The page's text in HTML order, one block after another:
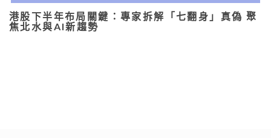
港股下半年布局關鍵：專家拆解「七翻身」真偽 聚
焦北水與AI新趨勢